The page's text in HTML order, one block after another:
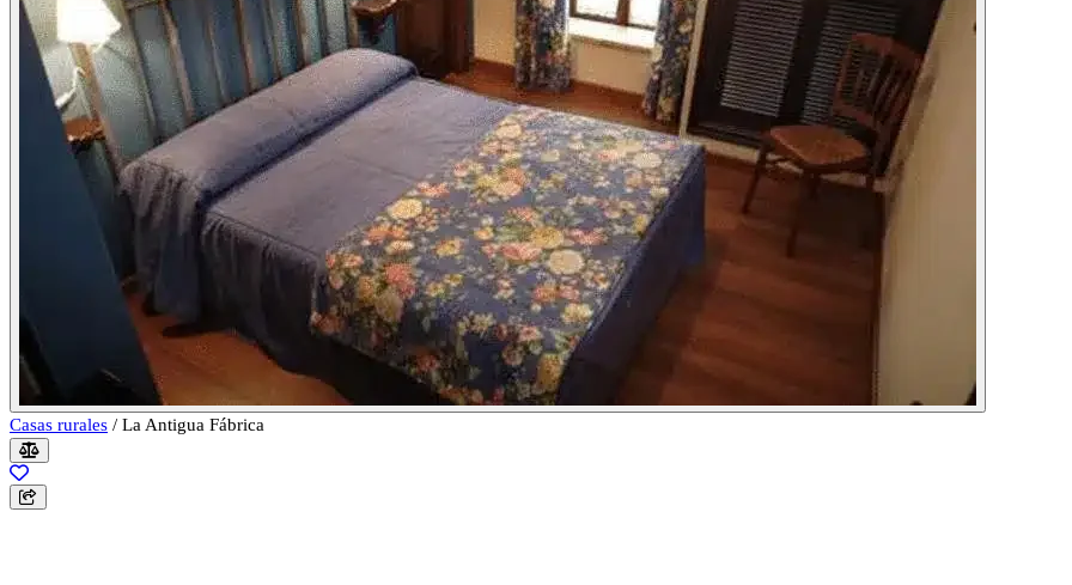
Casas rurales / La Antigua Fábrica